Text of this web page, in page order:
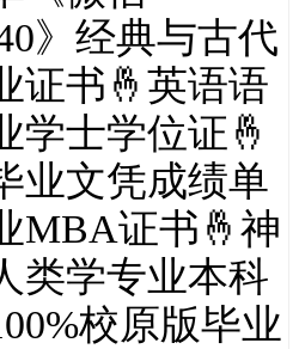
》经典与古代
证书🤞英语语
学士学位证🤞
业文凭成绩单
MBA证书🤞神
类学专业本科
校原版毕业